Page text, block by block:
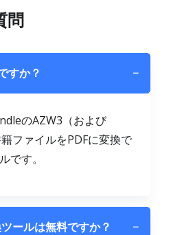
問
すか？ −
のAZW3（および
ファイルをPDFに変換で
です。
ールは無料ですか？ −